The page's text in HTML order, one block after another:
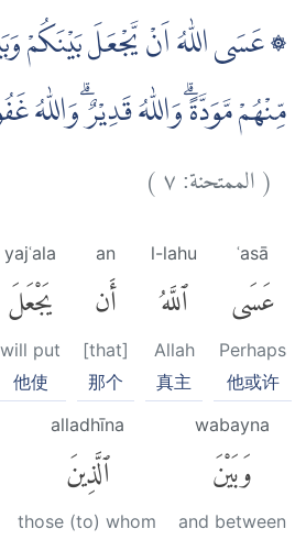
۞ عَسَى اللّٰهُ اَنْ يَّجْعَلَ بَيْنَكُمْ
مِّنْهُمْ مَّوَدَّةًۗ وَاللّٰهُ قَدِيْرٌۗ وَاللّٰهُ
(الممتحنة:٧)
ʿasā
عَسَى
Perhaps
他或许
l-lahu
ٱللَّهُ
Allah
真主
an
أَن
[that]
那个
yajʿala
يَجْعَلَ
will put
他使
wabayna
وَبَيْنَ
and between
alladhīna
ٱلَّذِينَ
those (to) whom